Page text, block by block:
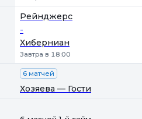
Рейнджерс
-
Хиберниан
Завтра в 18:00
6 матчей
Хозяева — Гости